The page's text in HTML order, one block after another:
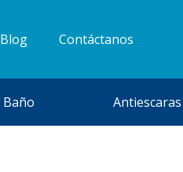
Blog Contáctanos
Baño Antiescaras